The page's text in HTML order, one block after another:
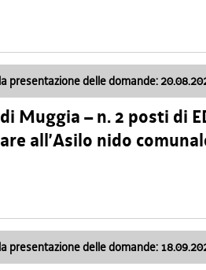
presentazione delle domande:
Muggia – n. 2 posti di
all’Asilo nido
presentazione delle domande: